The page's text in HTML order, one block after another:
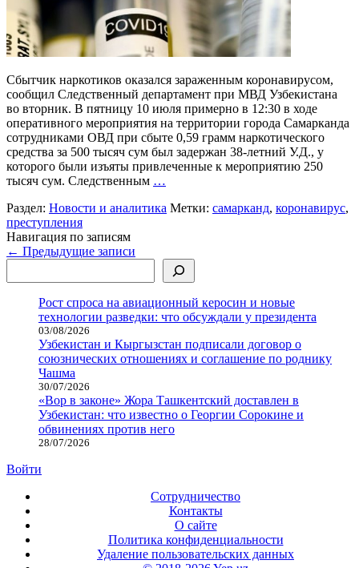
Сбытчик наркотиков оказался зараженным коронавирусом,
сообщил Следственный департамент при МВД Узбекистана
во вторник. В пятницу 10 июля примерно в 12:30 в ходе
оперативного мероприятия на территории города Самарканда
сотрудниками ОВД при сбыте 0,59 грамм наркотического
средства за 500 тысяч сум был задержан 38-летний У.Д., у
которого были изъяты привлеченные к мероприятию 250
тысяч сум. Следственным …
Раздел: Новости и аналитика Метки: cамарканд, коронавирус,
преступления
Навигация по записям
← Предыдущие записи
Рост спроса на авиационный керосин и новые
технологии разведки: что обсуждали у президента
03/08/2026
Узбекистан и Кыргызстан подписали договор о
союзнических отношениях и соглашение по роднику
Чашма
30/07/2026
«Вор в законе» Жора Ташкентский доставлен в
Узбекистан: что известно о Георгии Сорокине и
обвинениях против него
28/07/2026
Войти
Сотрудничество
Контакты
О сайте
Политика конфиденциальности
Удаление пользовательских данных